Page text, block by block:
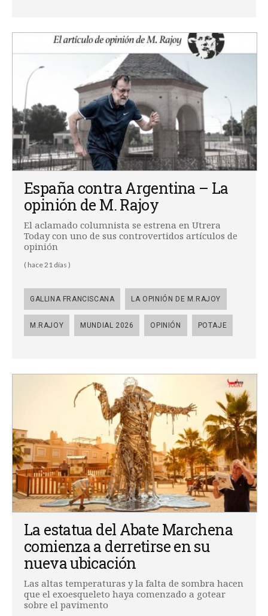
España contra Argentina – La
opinión de M. Rajoy
El aclamado columnista se estrena en Utrera
Today con uno de sus controvertidos artículos de
opinión
( hace 21 días )
GALLINA FRANCISCANA LA OPINIÓN DE M.RAJOY
M.RAJOY MUNDIAL 2026 OPINIÓN POTAJE
La estatua del Abate Marchena
comienza a derretirse en su
nueva ubicación
Las altas temperaturas y la falta de sombra hacen
que el exoesqueleto haya comenzado a gotear
sobre el pavimento